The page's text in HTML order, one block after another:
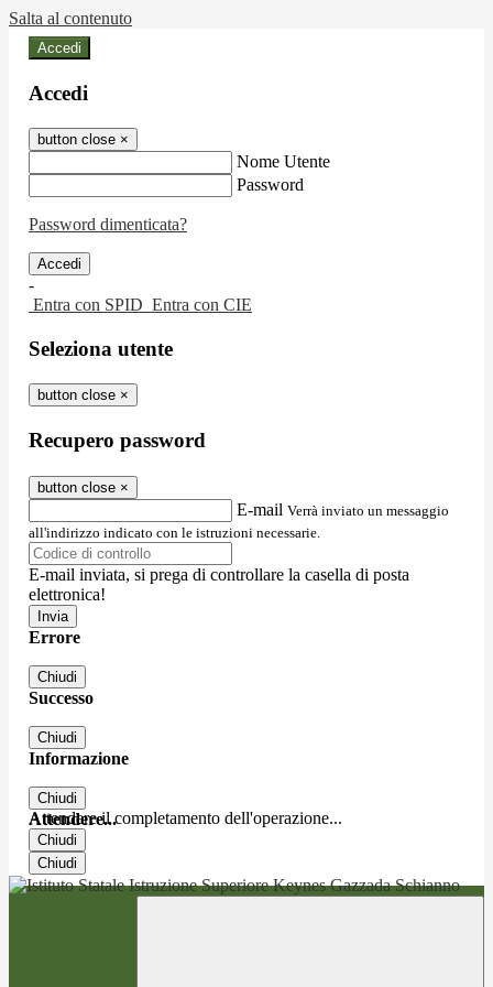
Salta al contenuto
Accedi
Accedi
button close ×
Nome Utente
Password
Password dimenticata?
-
Entra con SPID Entra con CIE
Seleziona utente
button close ×
Recupero password
button close ×
E-mail Verrà inviato un messaggio
all'indirizzo indicato con le istruzioni necessarie.
E-mail inviata, si prega di controllare la casella di posta
elettronica!
Errore
Chiudi
Successo
Chiudi
Informazione
Chiudi
Attendere...
Attendere il completamento dell'operazione...
Chiudi
Chiudi